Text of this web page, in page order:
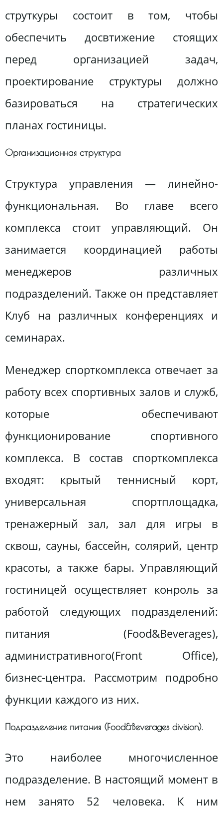
струткуры состоит в том, чтобы
обеспечить досвтижение стоящих
перед организацией задач,
проектирование структуры должно
базироваться на стратегических
планах гостиницы.
Организационная структура
Структура управления — линейно-
функциональная. Во главе всего
комплекса стоит управляющий. Он
занимается координацией работы
менеджеров различных
подразделений. Также он представляет
Клуб на различных конференциях и
семинарах.
Менеджер спорткомплекса отвечает за
работу всех спортивных залов и служб,
которые обеспечивают
функционирование спортивного
комплекса. В состав спорткомплекса
входят: крытый теннисный корт,
универсальная спортплощадка,
тренажерный зал, зал для игры в
сквош, сауны, бассейн, солярий, центр
красоты, а также бары. Управляющий
гостиницей осуществляет конроль за
работой следующих подразделений:
питания (Food&Beverages),
административного(Front Office),
бизнес-центра. Рассмотрим подробно
функции каждого из них.
Подразделение питания (Food&Beverages division).
Это наиболее многочисленное
подразделение. В настоящий момент в
нем занято 52 человека. К ним